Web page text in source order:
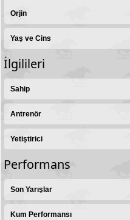
Orjin
Yaş ve Cins
İlgilileri
Sahip
Antrenör
Yetiştirici
Performans
Son Yarışlar
Kum Performansı